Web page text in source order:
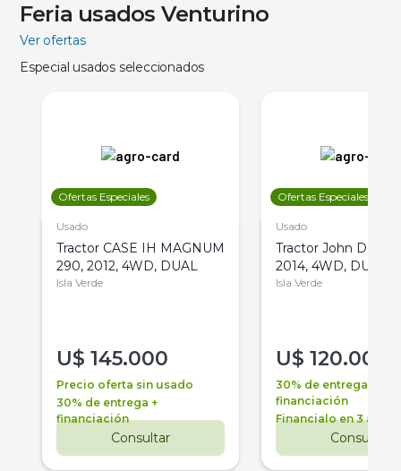
Feria usados Venturino
Ver ofertas
Especial usados seleccionados
Ofertas Especiales
Usado
Tractor CASE IH MAGNUM
290, 2012, 4WD, DUAL
Isla Verde
U$ 145.000
Precio oferta sin usado
30% de entrega +
financiación
Consultar
Ofertas Especiales
Usado
Tractor John Deere
2014, 4WD, DUAL
Isla Verde
U$ 120.000
30% de entrega +
financiación
Financialo en 3 años
Consultar